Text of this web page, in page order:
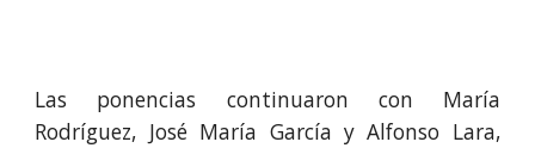
Las ponencias continuaron con María
Rodríguez, José María García y Alfonso Lara,